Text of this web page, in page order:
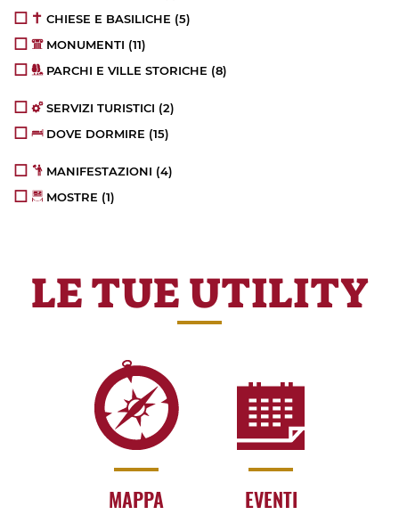
CHIESE E BASILICHE (5)
MONUMENTI (11)
PARCHI E VILLE STORICHE (8)
SERVIZI TURISTICI (2)
DOVE DORMIRE (15)
MANIFESTAZIONI (4)
MOSTRE (1)
LE TUE UTILITY
MAPPA EVENTI